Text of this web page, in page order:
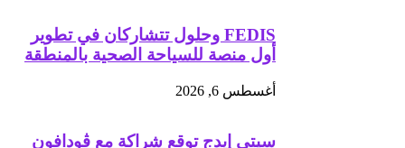
FEDIS وحلول تتشاركان في تطوير
أول منصة للسياحة الصحية بالمنطقة
أغسطس 6, 2026
سيتي إيدج توقع شراكة مع ڤودافون